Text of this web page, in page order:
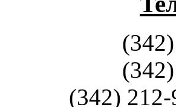
(342)